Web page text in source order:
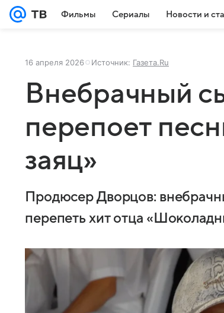
Фильмы Сериалы Новости и
16 апреля 2026 Источник: Газета.Ru
Внебрачный
перепоет
заяц»
Продюсер Дворцов:
перепеть хит отца